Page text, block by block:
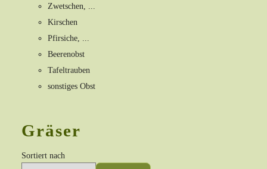
Zwetschen, ...
Kirschen
Pfirsiche, ...
Beerenobst
Tafeltrauben
sonstiges Obst
Gräser
Sortiert nach